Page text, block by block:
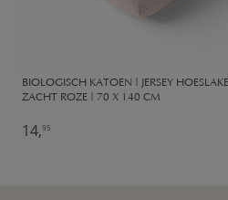
BIOLOGISCH KATOEN | JERSEY
ZACHT ROZE | 70 X 140 CM
14,95